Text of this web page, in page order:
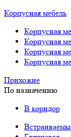
Корпусная мебель
Корпусная
Корпусная
Корпусная
Корпусная
Прихожие
По назначению
В коридор